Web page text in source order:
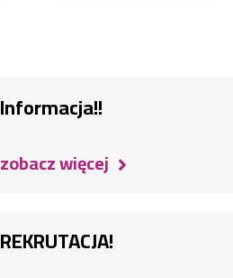
Informacja!!
zobacz więcej
REKRUTACJA!